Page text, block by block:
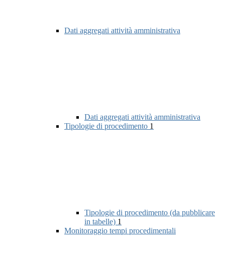
Dati aggregati attività amministrativa
Dati aggregati attività amministrativa
Tipologie di procedimento 1
Tipologie di procedimento (da pubblicare
in tabelle) 1
Monitoraggio tempi procedimentali